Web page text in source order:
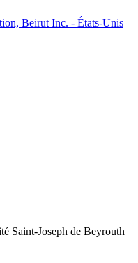
Beirut Inc. - États-Unis
Saint-Joseph de Beyrouth